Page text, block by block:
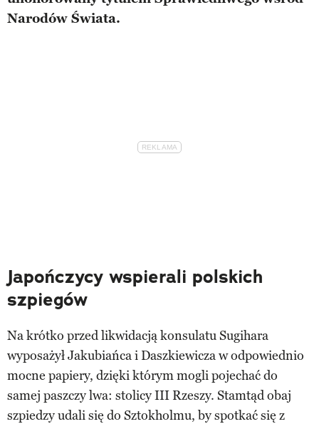
Narodów Świata.
Japończycy wspierali polskich
szpiegów
Na krótko przed likwidacją konsulatu Sugihara
wyposażył Jakubiańca i Daszkiewicza w odpowiednio
mocne papiery, dzięki którym mogli pojechać do
samej paszczy lwa: stolicy III Rzeszy. Stamtąd obaj
szpiedzy udali się do Sztokholmu, by spotkać się z